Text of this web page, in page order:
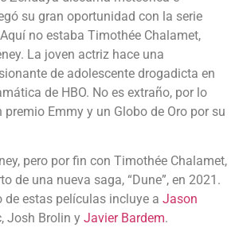
su gran oportunidad con la serie
no estaba Timothée Chalamet,
La joven actriz hace una
de adolescente drogadicta en
de HBO. No es extraño, por lo
Emmy y un Globo de Oro por su
pero por fin con Timothée Chalamet,
de una nueva saga, “Dune”, en 2021.
de estas películas incluye a Jason
Josh Brolin y Javier Bardem.